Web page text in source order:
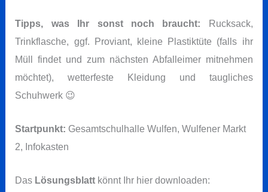
Tipps, was Ihr sonst noch braucht: Rucksack,
Trinkflasche, ggf. Proviant, kleine Plastiktüte (falls ihr
Müll findet und zum nächsten Abfalleimer mitnehmen
möchtet), wetterfeste Kleidung und taugliches
Schuhwerk 😉
Startpunkt: Gesamtschulhalle Wulfen, Wulfener Markt
2, Infokasten
Das Lösungsblatt könnt Ihr hier downloaden: